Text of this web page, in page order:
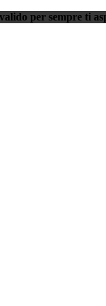
per sempre ti